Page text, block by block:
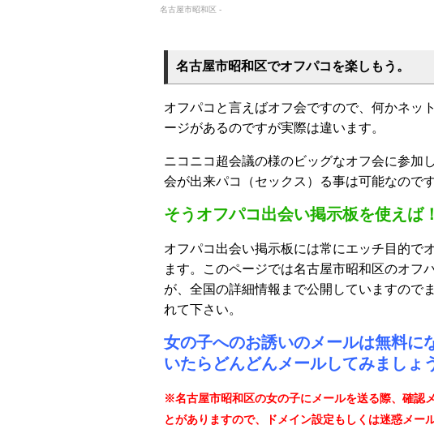
名古屋市昭和区 -
名古屋市昭和区でオフパコを楽しもう。
オフパコと言えばオフ会ですので、何かネッ
ージがあるのですが実際は違います。
ニコニコ超会議の様のビッグなオフ会に参加
会が出来パコ（セックス）る事は可能なのです
そうオフパコ出会い掲示板を使えば！
オフパコ出会い掲示板には常にエッチ目的で
ます。このページでは名古屋市昭和区のオフ
が、全国の詳細情報まで公開していますので
れて下さい。
女の子へのお誘いのメールは無料に
いたらどんどんメールしてみましょ
※名古屋市昭和区の女の子にメールを送る際、確認
とがありますので、ドメイン設定もしくは迷惑メー